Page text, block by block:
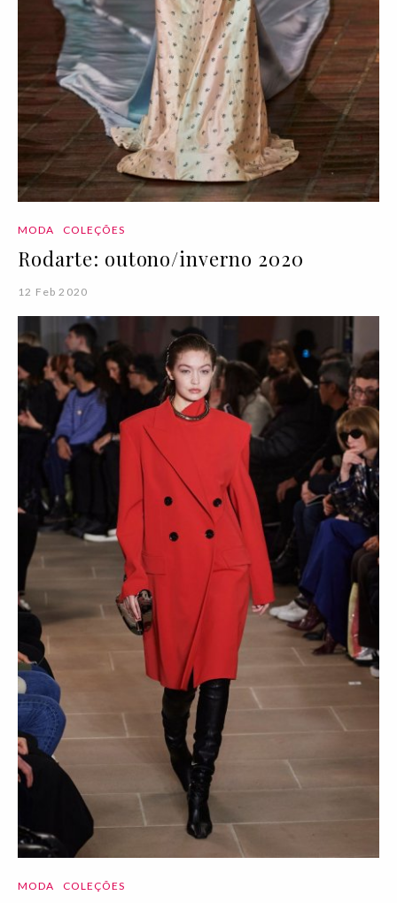
MODA COLEÇÕES
Rodarte: outono/inverno 2020
12 Feb 2020
MODA COLEÇÕES